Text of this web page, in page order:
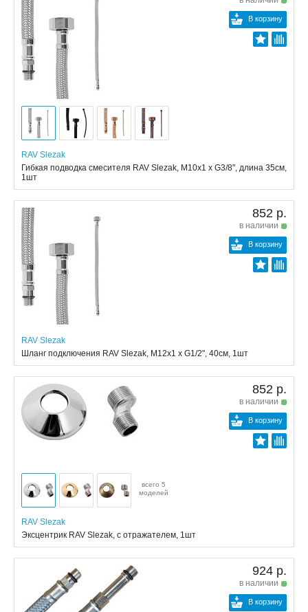
В корзину
RAV Slezak
Гибкая подводка смесителя RAV Slezak, M10x1 x G3/8", длина 35см,
1шт
852 р.
в наличии
В корзину
RAV Slezak
Шланг подключения RAV Slezak, M12x1 x G1/2", 40см, 1шт
852 р.
в наличии
В корзину
всего 5
моделей
RAV Slezak
Эксцентрик RAV Slezak, с отражателем, 1шт
924 р.
в наличии
В корзину